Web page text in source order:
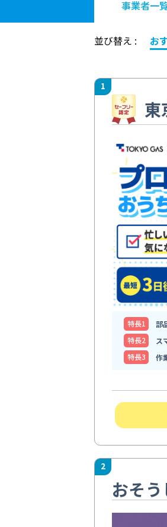
事業者一
並び替え : お
1
東
特⻑1
部
特⻑2
ス
特⻑3
作
2
おそ